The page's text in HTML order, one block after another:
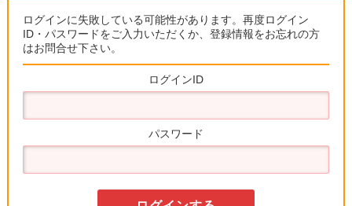
ログインに失敗している可能性があります。再度ログイン
ID・パスワードをご入力いただくか、登録情報をお忘れの方
はお問合せ下さい。
ログインID
パスワード